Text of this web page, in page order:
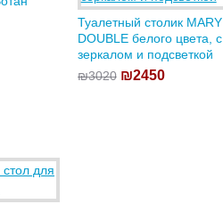
Туалетный столик MARY
DOUBLE белого цвета, с
зеркалом и подсветкой
₪3020 ₪2450